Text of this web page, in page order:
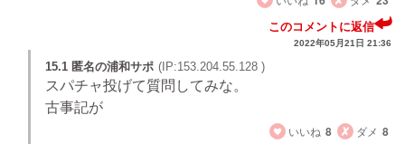
このコメントに返信
2022年05月21日 21:36
15.1 匿名の浦和サポ (IP:153.204.55.128 )
スパチャ投げて質問してみな。
古事記が
いいね 8 ダメ 8